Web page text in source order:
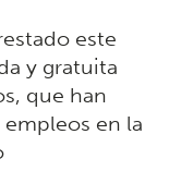
este
y gratuita
que han
en la